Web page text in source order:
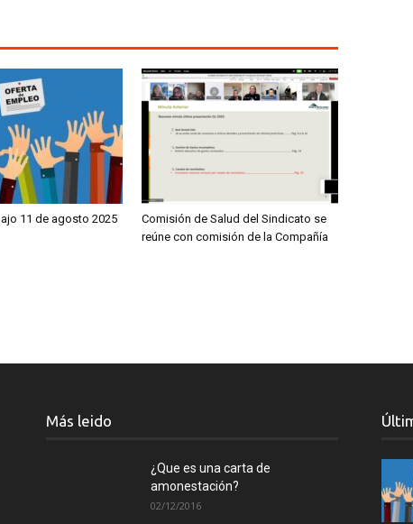
11 de agosto 2025
Comisión de Salud del Sindicato se
reúne con comisión de la Compañía
Más leido
¿Que es una carta de
amonestación?
02/12/2016